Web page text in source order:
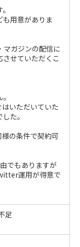
用意がありま
マガジンの配信に
せていただくこ
いただいていた
た。
の条件で契約可
でもありますが
運用が得意で
足